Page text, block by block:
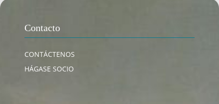
Contacto
CONTÁCTENOS
HÁGASE SOCIO